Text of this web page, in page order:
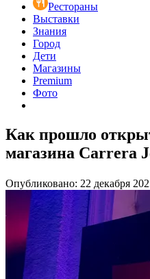
Рестораны
Выставки
Знания
Город
Дети
Магазины
Premium
Фото
Как прошло
магазина Carrera
Опубликовано: 22 декабря